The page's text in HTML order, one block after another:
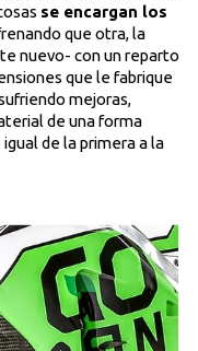
se encargan los
que otra, la
nuevo- con un reparto
que le fabrique
mejoras,
de una forma
de la primera a la